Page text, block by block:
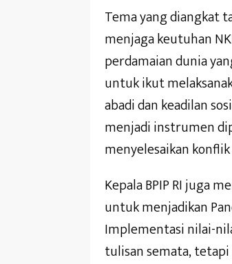
Tema yang diangkat
menjaga keutuhan
perdamaian dunia
untuk ikut
abadi dan keadilan
menjadi instrumen
menyelesaikan
Kepala BPIP RI juga
untuk menjadikan
Implementasi nilai-
tulisan semata,